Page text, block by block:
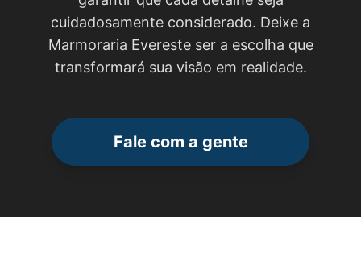
cuidadosamente considerado. Deixe a
Marmoraria Evereste ser a escolha que
transformará sua visão em realidade.
Fale com a gente